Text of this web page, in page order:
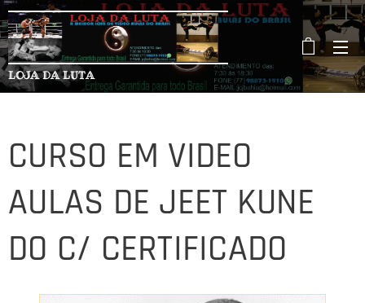
LOJA DA LUTA
CURSO EM VIDEO
AULAS DE JEET KUNE
DO C/ CERTIFICADO